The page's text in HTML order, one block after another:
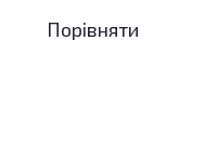
Порівняти